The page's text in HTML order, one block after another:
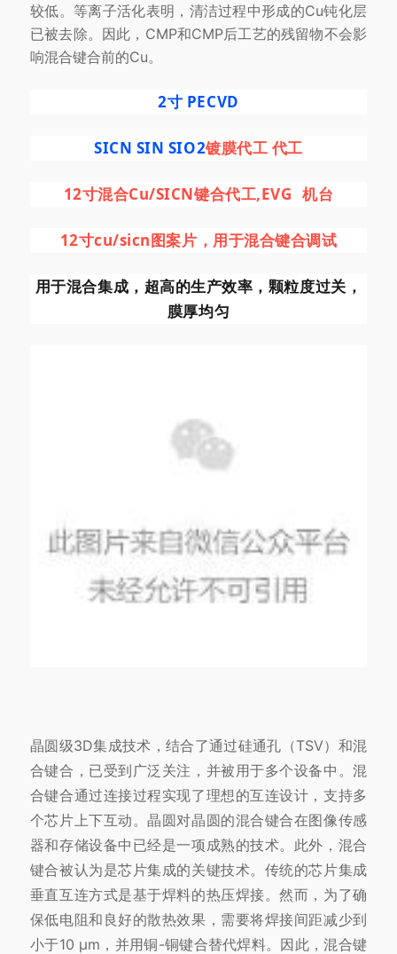
较低。等离子活化表明，清洁过程中形成的Cu钝化层
已被去除。因此，CMP和CMP后工艺的残留物不会影
响混合键合前的Cu。
2寸 PECVD
SICN SIN SIO2镀膜代工 代工
12寸混合Cu/SICN键合代工,EVG 机台
12寸cu/sicn图案片，用于混合键合调试
用于混合集成，超高的生产效率，颗粒度过关，
膜厚均匀
晶圆级3D集成技术，结合了通过硅通孔（TSV）和混
合键合，已受到广泛关注，并被用于多个设备中。混
合键合通过连接过程实现了理想的互连设计，支持多
个芯片上下互动。晶圆对晶圆的混合键合在图像传感
器和存储设备中已经是一项成熟的技术。此外，混合
键合被认为是芯片集成的关键技术。传统的芯片集成
垂直互连方式是基于焊料的热压焊接。然而，为了确
保低电阻和良好的散热效果，需要将焊接间距减少到
小于10 μm，并用铜-铜键合替代焊料。因此，混合键